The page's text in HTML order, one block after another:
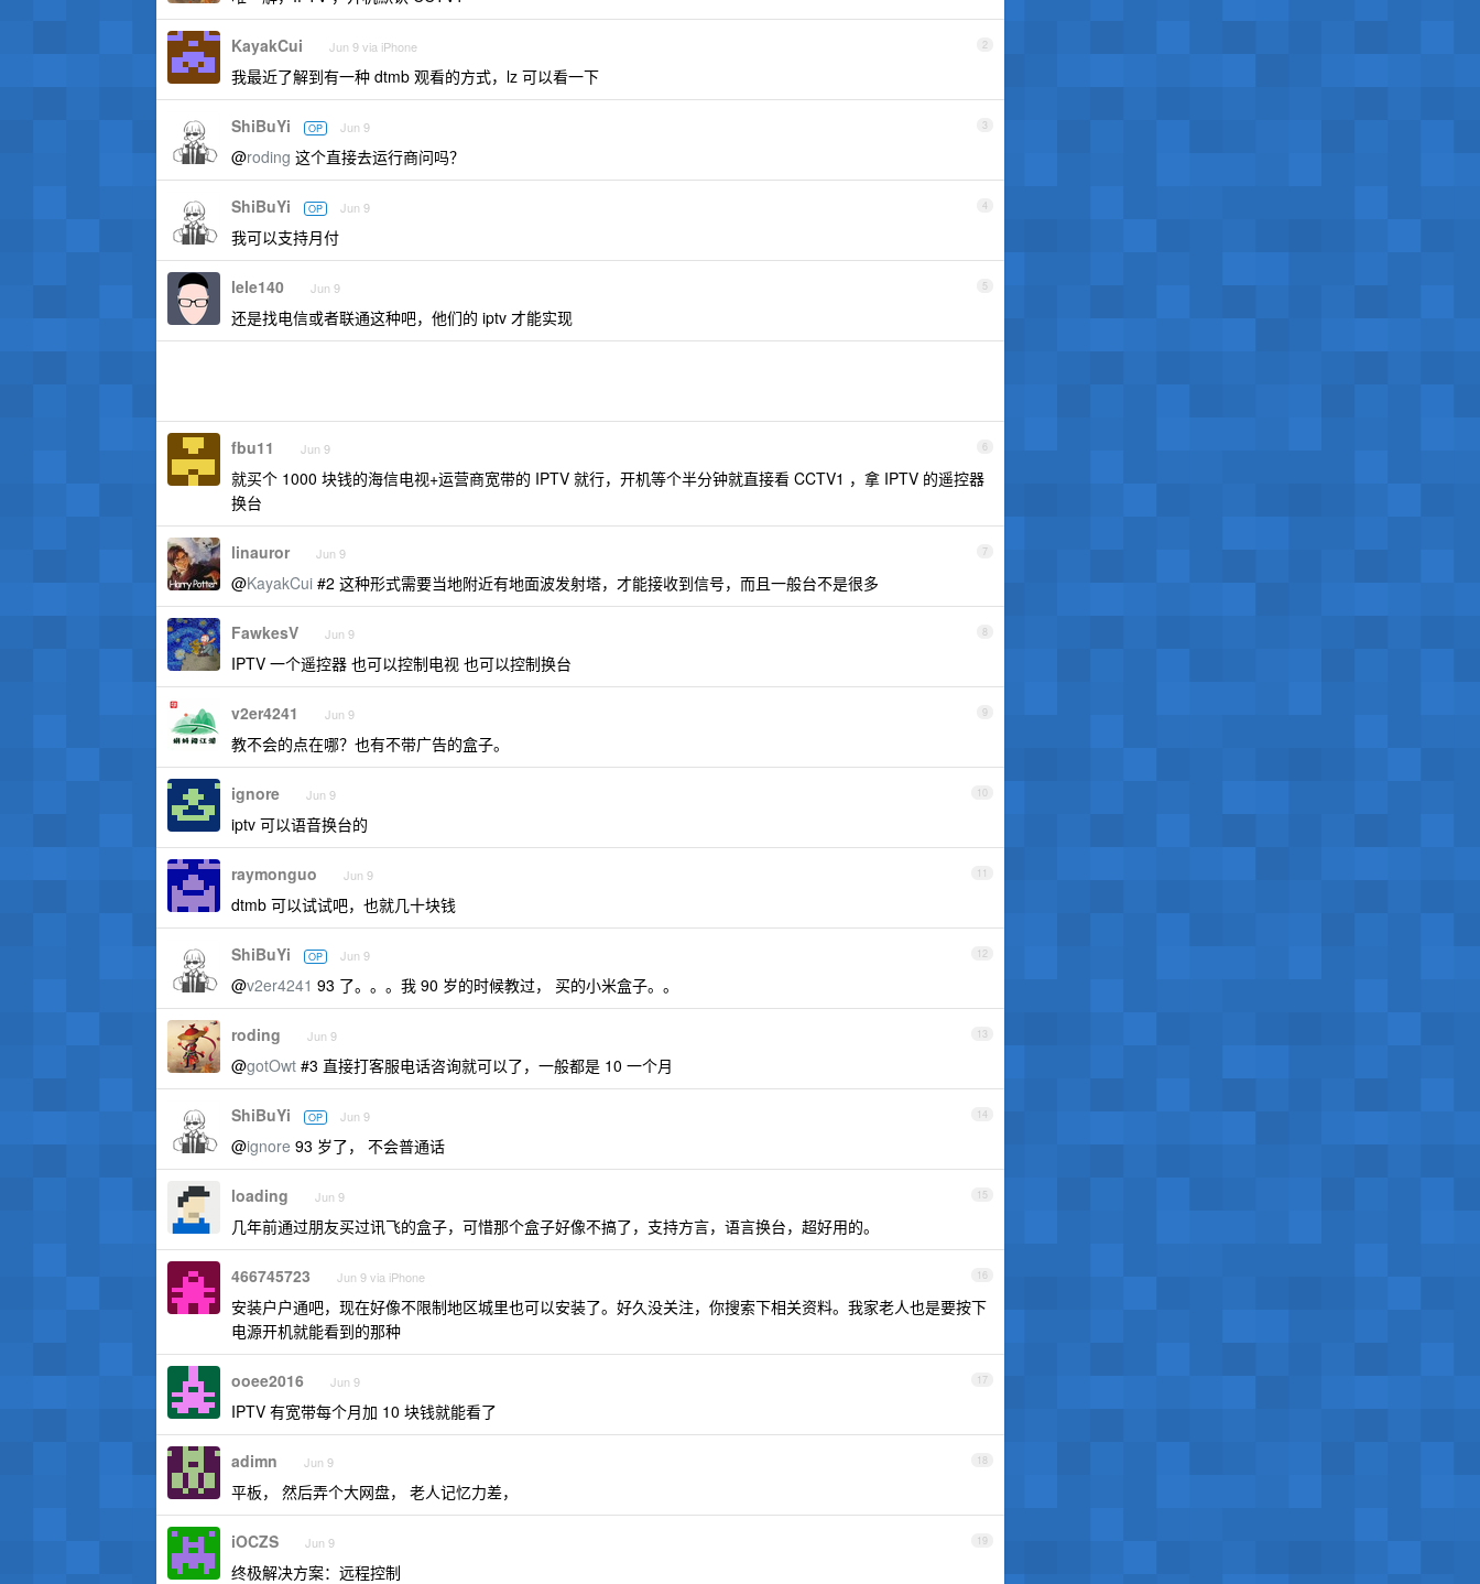
2
KayakCui Jun 9 via iPhone
我最近了解到有一种 dtmb 观看的方式，lz 可以看一下
3
ShiBuYi OP Jun 9
@roding 这个直接去运行商问吗？
4
ShiBuYi OP Jun 9
我可以支持月付
5
lele140 Jun 9
还是找电信或者联通这种吧，他们的 iptv 才能实现
6
fbu11 Jun 9
就买个 1000 块钱的海信电视+运营商宽带的 IPTV 就行，开机等个半分钟就直接看 CCTV1 ，拿 IPTV 的遥控器
换台
7
linauror Jun 9
@KayakCui #2 这种形式需要当地附近有地面波发射塔，才能接收到信号，而且一般台不是很多
8
FawkesV Jun 9
IPTV 一个遥控器 也可以控制电视 也可以控制换台
9
v2er4241 Jun 9
教不会的点在哪？也有不带广告的盒子。
10
ignore Jun 9
iptv 可以语音换台的
11
raymonguo Jun 9
dtmb 可以试试吧，也就几十块钱
12
ShiBuYi OP Jun 9
@v2er4241 93 了。。。我 90 岁的时候教过， 买的小米盒子。。
13
roding Jun 9
@gotOwt #3 直接打客服电话咨询就可以了，一般都是 10 一个月
14
ShiBuYi OP Jun 9
@ignore 93 岁了， 不会普通话
15
loading Jun 9
几年前通过朋友买过讯飞的盒子，可惜那个盒子好像不搞了，支持方言，语言换台，超好用的。
16
466745723 Jun 9 via iPhone
安装户户通吧，现在好像不限制地区城里也可以安装了。好久没关注，你搜索下相关资料。我家老人也是要按下
电源开机就能看到的那种
17
ooee2016 Jun 9
IPTV 有宽带每个月加 10 块钱就能看了
18
adimn Jun 9
平板， 然后弄个大网盘， 老人记忆力差，
19
iOCZS Jun 9
终极解决方案：远程控制